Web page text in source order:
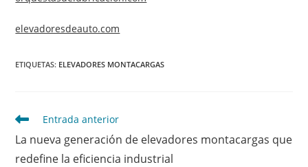
elevadoresdeauto.com
ETIQUETAS: ELEVADORES MONTACARGAS
Leer
artículos
Entrada anterior
La nueva generación de elevadores montacargas que
redefine la eficiencia industrial